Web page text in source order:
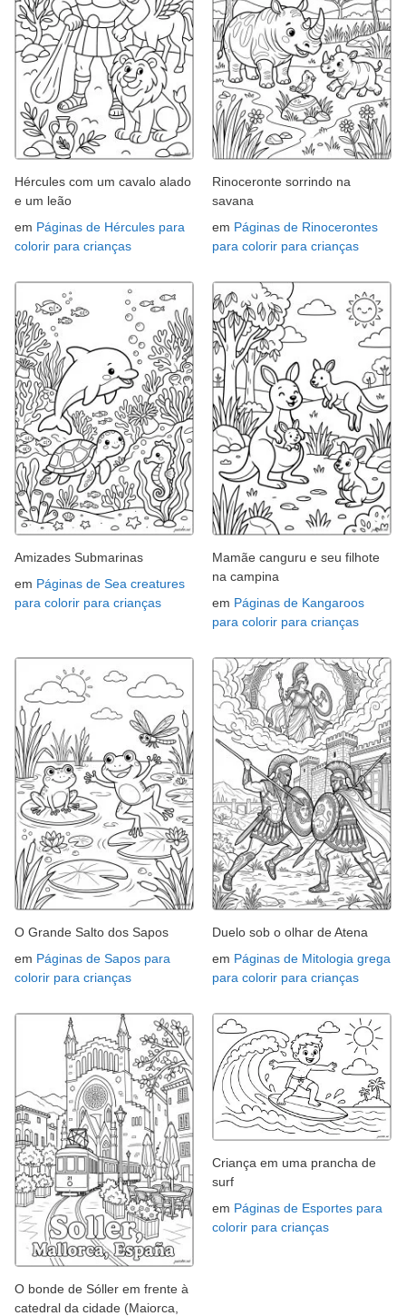
Hércules com um cavalo alado
e um leão
em Páginas de Hércules para
colorir para crianças
Rinoceronte sorrindo na
savana
em Páginas de Rinocerontes
para colorir para crianças
Amizades Submarinas
em Páginas de Sea creatures
para colorir para crianças
Mamãe canguru e seu filhote
na campina
em Páginas de Kangaroos
para colorir para crianças
O Grande Salto dos Sapos
em Páginas de Sapos para
colorir para crianças
Duelo sob o olhar de Atena
em Páginas de Mitologia grega
para colorir para crianças
O bonde de Sóller em frente à
catedral da cidade (Maiorca,
Criança em uma prancha de
surf
em Páginas de Esportes para
colorir para crianças